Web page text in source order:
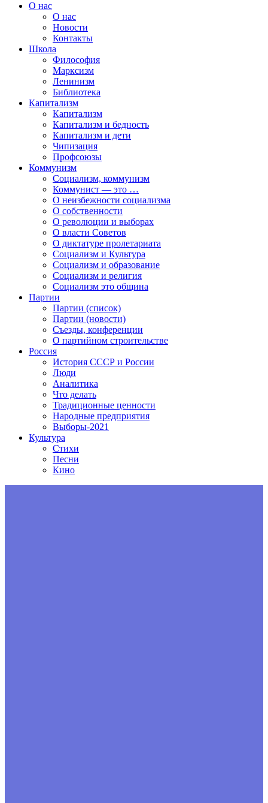
О нас
О нас
Новости
Контакты
Школа
Философия
Марксизм
Ленинизм
Библиотека
Капитализм
Капитализм
Капитализм и бедность
Капитализм и дети
Чипизация
Профсоюзы
Коммунизм
Социализм, коммунизм
Коммунист — это …
О неизбежности социализма
О собственности
О революции и выборах
О власти Советов
О диктатуре пролетариата
Социализм и Культура
Социализм и образование
Социализм и религия
Социализм это община
Партии
Партии (список)
Партии (новости)
Съезды, конференции
О партийном строительстве
Россия
История СССР и России
Люди
Аналитика
Что делать
Традиционные ценности
Народные предприятия
Выборы-2021
Культура
Стихи
Песни
Кино